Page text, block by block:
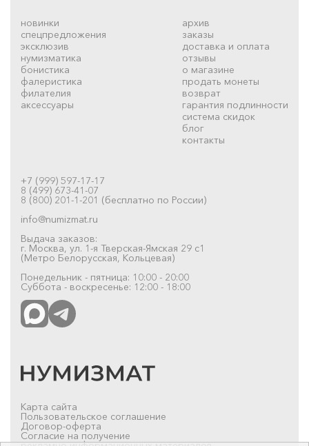
новинки
спецпредложения
эксклюзив
нумизматика
бонистика
фалеристика
филателия
аксессуары
архив
заказы
доставка и оплата
отзывы
о магазине
продать монеты
возврат
гарантия подлинности
система скидок
блог
контакты
+7 (999) 597-17-17
8 (499) 673-41-07
8 (800) 201-1-201 (бесплатно по России)
info@numizmat.ru
Выдача заказов:
г. Москва, ул. 1-я Тверская-Ямская 29 с1
(Метро Белорусская, Кольцевая)
Понедельник - пятница: 10:00 - 20:00
Суббота - воскресенье: 12:00 - 18:00
Карта сайта
Пользовательское соглашение
Договор-оферта
Согласие на получение